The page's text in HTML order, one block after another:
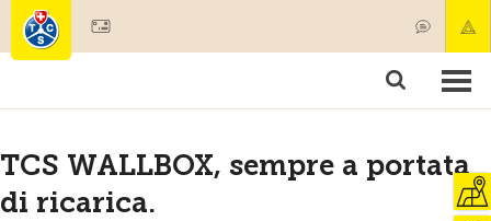
Societariato & prestazioni
TCS WALLBOX, sempre a portata
di ricarica.